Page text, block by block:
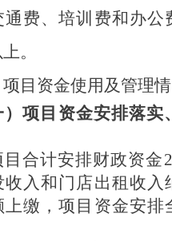
通费、培训费和办公
。
目资金使用及管理
）项目资金安排落
目合计安排财政资金
收入和门店出租收入
上缴，项目资金安排